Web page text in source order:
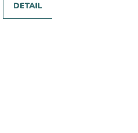
DETAIL